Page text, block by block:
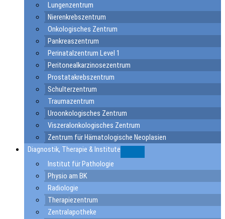
Lungenzentrum
Nierenkrebszentrum
Onkologisches Zentrum
Pankreaszentrum
Perinatalzentrum Level 1
Peritonealkarzinosezentrum
Prostatakrebszentrum
Schulterzentrum
Traumazentrum
Uroonkologisches Zentrum
Viszeralonkologisches Zentrum
Zentrum für Hämatologische Neoplasien
Diagnostik, Therapie & Institute
Institut für Pathologie
Physio am BK
Radiologie
Therapiezentrum
Zentralapotheke